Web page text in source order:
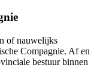
of nauwelijks
Compagnie. Af en
bestuur binnen